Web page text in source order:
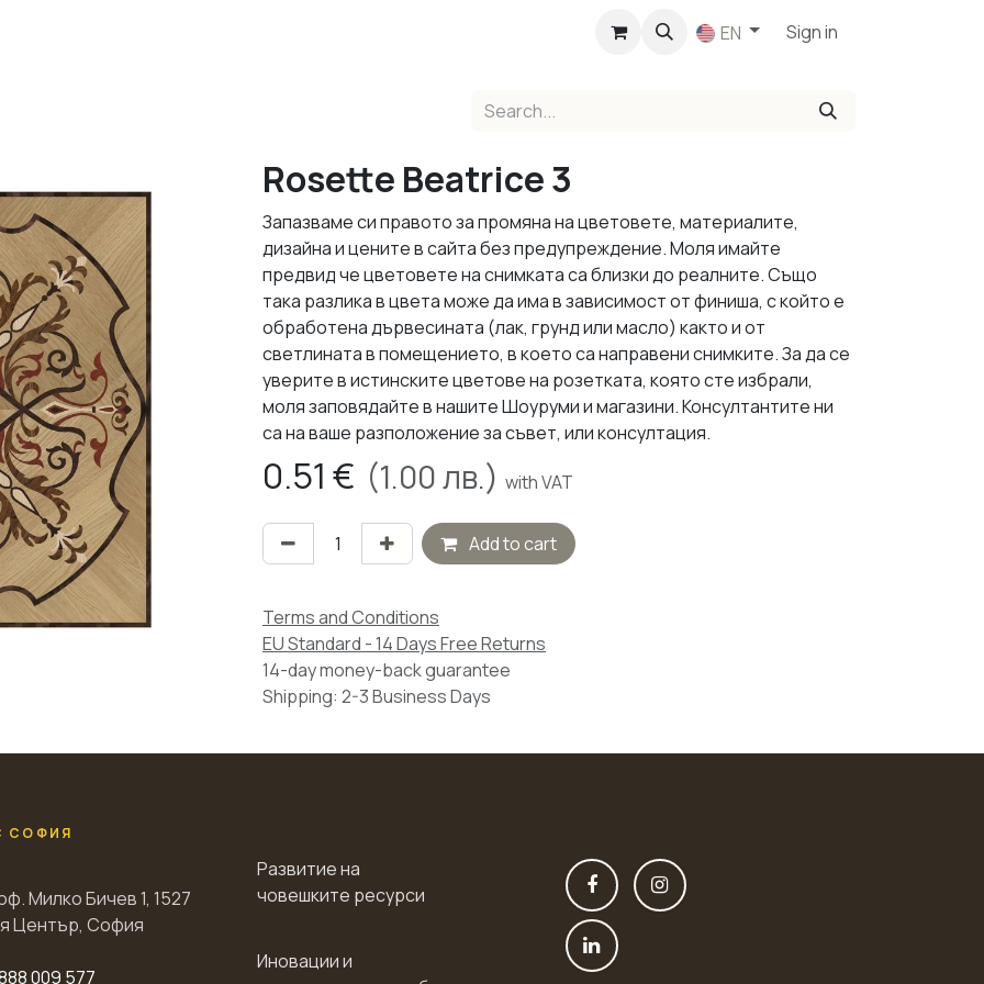
EN Sign in
Rosette Beatrice 3
Запазваме си правото за промяна на цветовете, материалите,
дизайна и цените в сайта без предупреждение. Моля имайте
предвид че цветовете на снимката са близки до реалните. Също
така разлика в цвета може да има в зависимост от финиша, с който е
обработена дървесината (лак, грунд или масло) както и от
светлината в помещението, в което са направени снимките. За да се
уверите в истинските цветове на розетката, която сте избрали,
моля заповядайте в нашите Шоуруми и магазини. Консултантите ни
са на ваше разположение за съвет, или консултация.
0.51 € (1.00лв.) with VAT
Add to cart
Terms and Conditions
EU Standard - 14 Days Free Returns
14-day money-back guarantee
Shipping: 2-3 Business Days
СОФИЯ
Милко Бичев 1, 1527
Център, София
009 577
Развитие на
човешките ресурси
Иновации и